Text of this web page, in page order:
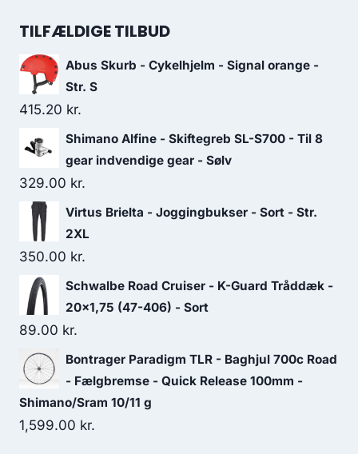
was:
is:
TILFÆLDIGE TILBUD
Abus Skurb - Cykelhjelm - Signal orange -
Str. S
415.20 kr.
Shimano Alfine - Skiftegreb SL-S700 - Til 8
gear indvendige gear - Sølv
329.00 kr.
Virtus Brielta - Joggingbukser - Sort - Str.
2XL
350.00 kr.
Schwalbe Road Cruiser - K-Guard Tråddæk -
20x1,75 (47-406) - Sort
89.00 kr.
Bontrager Paradigm TLR - Baghjul 700c Road
- Fælgbremse - Quick Release 100mm -
Shimano/Sram 10/11 g
1,599.00 kr.